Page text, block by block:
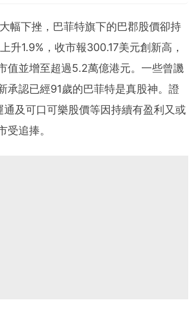
幅下挫，巴菲特旗下的巴郡股價卻持
升1.9%，收市報300.17美元創新高，
值並增至超過5.2萬億港元。一些曾譏
承認已經91歲的巴菲特是真股神。證
及可口可樂股價等因持續有盈利又或
追捧。